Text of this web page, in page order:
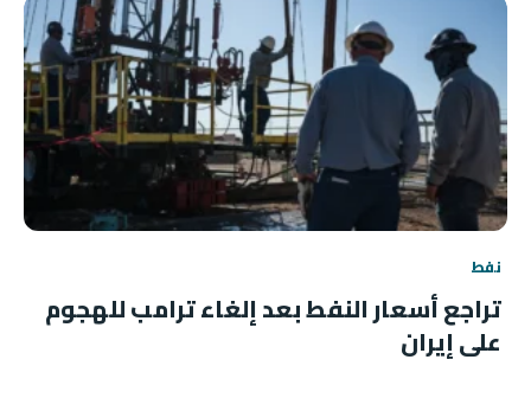
نفط
تراجع أسعار النفط بعد إلغاء ترامب للهجوم
على إيران